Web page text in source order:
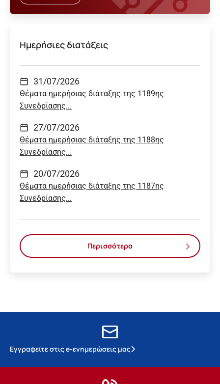
Ημερήσιες διατάξεις
31/07/2026
Θέματα ημερήσιας διάταξης της 1189ης
Συνεδρίασης...
27/07/2026
Θέματα ημερήσιας διάταξης της 1188ης
Συνεδρίασης...
20/07/2026
Θέματα ημερήσιας διάταξης της 1187ης
Συνεδρίασης...
Περισσότερα
Εγγραφείτε στις e-ενημερώσεις μας